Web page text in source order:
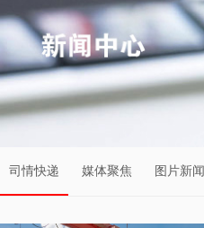
司情快递 媒体聚焦 图片新闻